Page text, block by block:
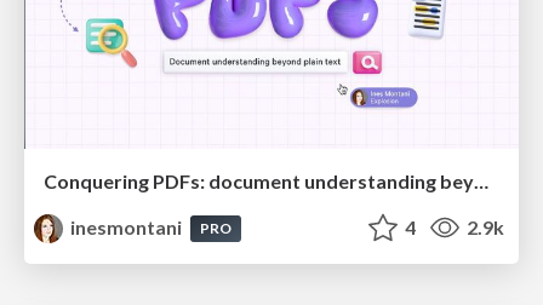
Conquering PDFs: document understanding beyond plain text
inesmontani
PRO 4 2.9k